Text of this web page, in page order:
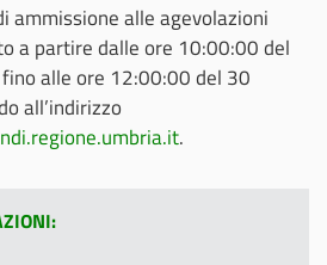
ammissione alle agevolazioni
a partire dalle ore 10:00:00 del
alle ore 12:00:00 del 30
all’indirizzo
.